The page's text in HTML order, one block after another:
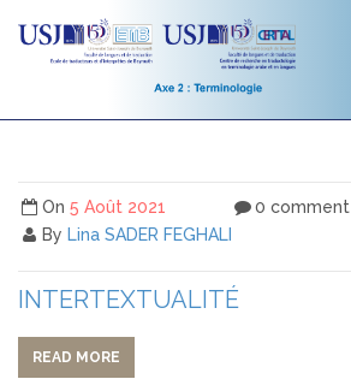
On 5 Août 2021
By Lina SADER FEGHALI
0 comment
INTERTEXTUALITÉ
READ MORE